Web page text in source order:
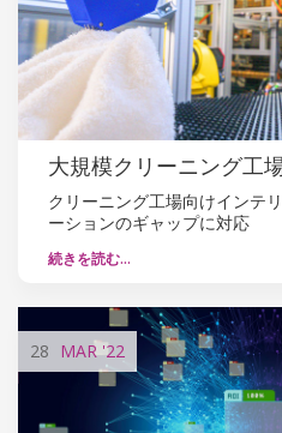
大規模クリーニング工
クリーニング工場向けインテ
ーションのギャップに対応
続きを読む…
28 MAR'22